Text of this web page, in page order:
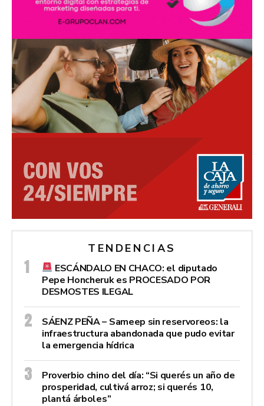
TENDENCIAS
ESCÁNDALO EN CHACO: el diputado
Pepe Honcheruk es PROCESADO POR
DESMOSTES ILEGAL
SÁENZ PEÑA – Sameep sin reservoreos: la
infraestructura abandonada que pudo evitar
la emergencia hídrica
Proverbio chino del día: “Si querés un año de
prosperidad, cultivá arroz; si querés 10,
plantá árboles”